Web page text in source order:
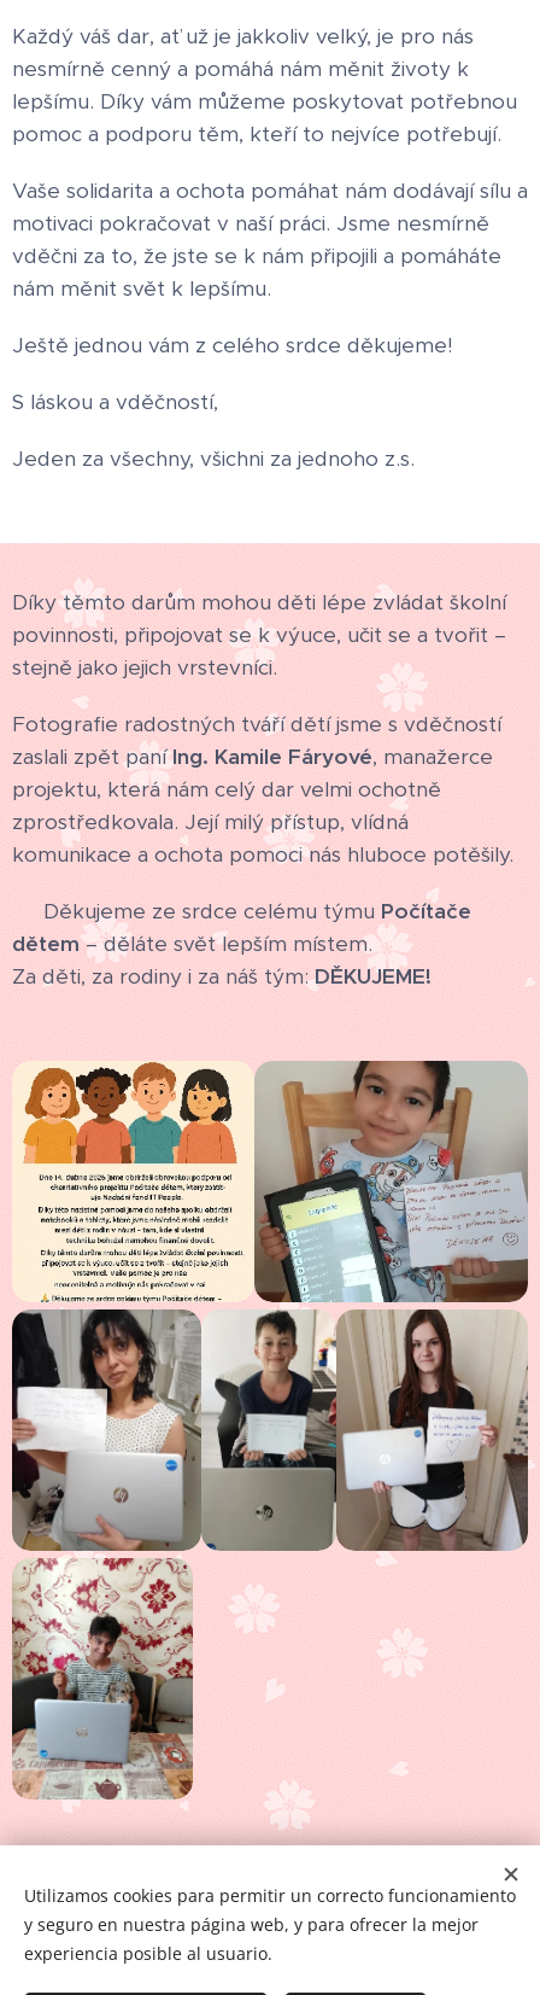
Každý váš dar, ať už je jakkoliv velký, je pro nás
nesmírně cenný a pomáhá nám měnit životy k
lepšímu. Díky vám můžeme poskytovat potřebnou
pomoc a podporu těm, kteří to nejvíce potřebují.
Vaše solidarita a ochota pomáhat nám dodávají sílu a
motivaci pokračovat v naší práci. Jsme nesmírně
vděčni za to, že jste se k nám připojili a pomáháte
nám měnit svět k lepšímu.
Ještě jednou vám z celého srdce děkujeme!
S láskou a vděčností,
Jeden za všechny, všichni za jednoho z.s.
Díky těmto darům mohou děti lépe zvládat školní
povinnosti, připojovat se k výuce, učit se a tvořit –
stejně jako jejich vrstevníci.
Fotografie radostných tváří dětí jsme s vděčností
zaslali zpět paníIng. Kamile Fáryové, manažerce
projektu, která nám celý dar velmi ochotně
zprostředkovala. Její milý přístup, vlídná
komunikace a ochota pomoci nás hluboce potěšily.
🙏 Děkujeme ze srdce celému týmu Počítače
dětem– děláte svět lepším místem.
Za děti, za rodiny i za náš tým:DĚKUJEME! 💛
Obrázky poskytl
Cookies
Utilizamos cookies para permitir un correcto funcionamiento
y seguro en nuestra página web, y para ofrecer la mejor
experiencia posible al usuario.